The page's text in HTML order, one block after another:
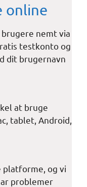
online
nemt via
testkonto og
dit brugernavn
at bruge
tablet, Android,
platforme, og vi
problemer